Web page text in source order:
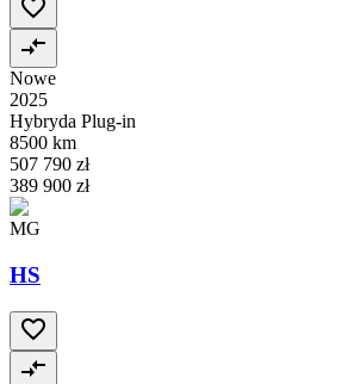
Nowe
2025
Hybryda Plug-in
8500 km
507 790 zł
389 900 zł
MG
HS